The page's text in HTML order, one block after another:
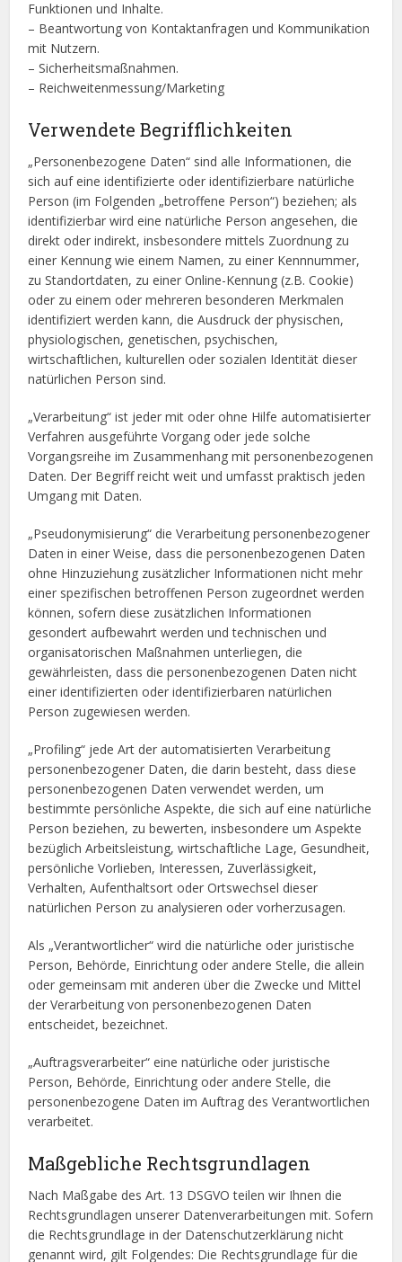
Funktionen und Inhalte.
– Beantwortung von Kontaktanfragen und Kommunikation
mit Nutzern.
– Sicherheitsmaßnahmen.
– Reichweitenmessung/Marketing
Verwendete Begrifflichkeiten
„Personenbezogene Daten“ sind alle Informationen, die
sich auf eine identifizierte oder identifizierbare natürliche
Person (im Folgenden „betroffene Person“) beziehen; als
identifizierbar wird eine natürliche Person angesehen, die
direkt oder indirekt, insbesondere mittels Zuordnung zu
einer Kennung wie einem Namen, zu einer Kennnummer,
zu Standortdaten, zu einer Online-Kennung (z.B. Cookie)
oder zu einem oder mehreren besonderen Merkmalen
identifiziert werden kann, die Ausdruck der physischen,
physiologischen, genetischen, psychischen,
wirtschaftlichen, kulturellen oder sozialen Identität dieser
natürlichen Person sind.
„Verarbeitung“ ist jeder mit oder ohne Hilfe automatisierter
Verfahren ausgeführte Vorgang oder jede solche
Vorgangsreihe im Zusammenhang mit personenbezogenen
Daten. Der Begriff reicht weit und umfasst praktisch jeden
Umgang mit Daten.
„Pseudonymisierung“ die Verarbeitung personenbezogener
Daten in einer Weise, dass die personenbezogenen Daten
ohne Hinzuziehung zusätzlicher Informationen nicht mehr
einer spezifischen betroffenen Person zugeordnet werden
können, sofern diese zusätzlichen Informationen
gesondert aufbewahrt werden und technischen und
organisatorischen Maßnahmen unterliegen, die
gewährleisten, dass die personenbezogenen Daten nicht
einer identifizierten oder identifizierbaren natürlichen
Person zugewiesen werden.
„Profiling“ jede Art der automatisierten Verarbeitung
personenbezogener Daten, die darin besteht, dass diese
personenbezogenen Daten verwendet werden, um
bestimmte persönliche Aspekte, die sich auf eine natürliche
Person beziehen, zu bewerten, insbesondere um Aspekte
bezüglich Arbeitsleistung, wirtschaftliche Lage, Gesundheit,
persönliche Vorlieben, Interessen, Zuverlässigkeit,
Verhalten, Aufenthaltsort oder Ortswechsel dieser
natürlichen Person zu analysieren oder vorherzusagen.
Als „Verantwortlicher“ wird die natürliche oder juristische
Person, Behörde, Einrichtung oder andere Stelle, die allein
oder gemeinsam mit anderen über die Zwecke und Mittel
der Verarbeitung von personenbezogenen Daten
entscheidet, bezeichnet.
„Auftragsverarbeiter“ eine natürliche oder juristische
Person, Behörde, Einrichtung oder andere Stelle, die
personenbezogene Daten im Auftrag des Verantwortlichen
verarbeitet.
Maßgebliche Rechtsgrundlagen
Nach Maßgabe des Art. 13 DSGVO teilen wir Ihnen die
Rechtsgrundlagen unserer Datenverarbeitungen mit. Sofern
die Rechtsgrundlage in der Datenschutzerklärung nicht
genannt wird, gilt Folgendes: Die Rechtsgrundlage für die